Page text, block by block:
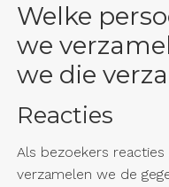
Welke
we
we die
Reacties
Als bezoekers
verzamelen we de